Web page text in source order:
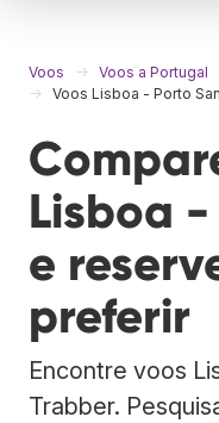
Voos Voos a Portugal
Voos Lisboa - Porto
Lisboa
e
preferir
Encontre voos
Trabber.